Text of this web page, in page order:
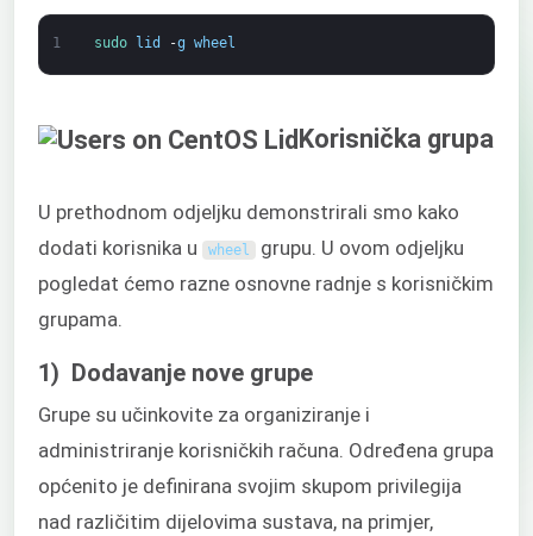
1 sudo lid -g wheel
Korisnička grupa
U prethodnom odjeljku demonstrirali smo kako
dodati korisnika u
wheel grupu. U ovom odjeljku
pogledat ćemo razne osnovne radnje s korisničkim
grupama.
1) Dodavanje nove grupe
Grupe su učinkovite za organiziranje i
administriranje korisničkih računa. Određena grupa
općenito je definirana svojim skupom privilegija
nad različitim dijelovima sustava, na primjer,